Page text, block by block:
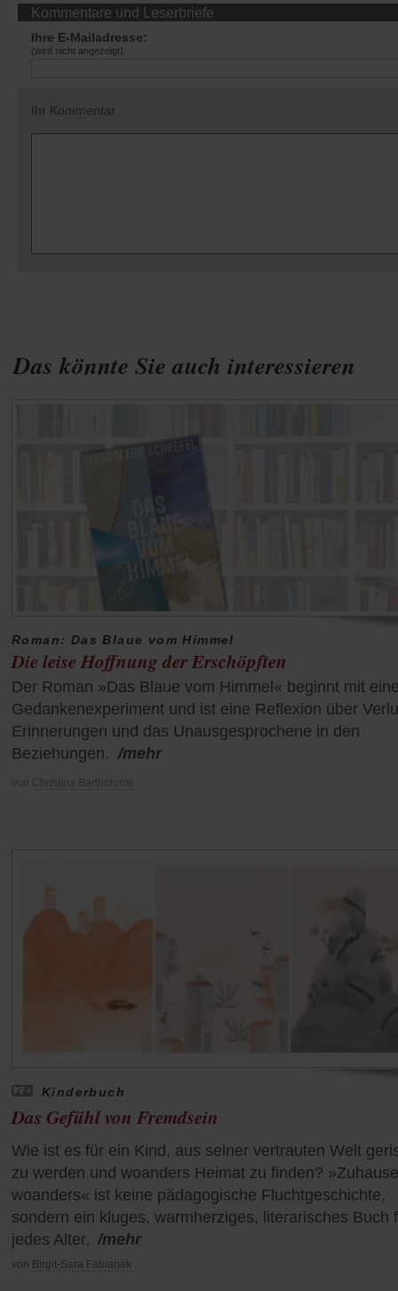
Das könnte Sie auch interessieren
Roman: Das Blaue vom Himmel
Die leise Hoffnung der Erschöpften
Der Roman »Das Blaue vom Himmel« beginnt mit
Gedankenexperiment und ist eine Reflexion über
Erinnerungen und das Unausgesprochene in den
Beziehungen. /mehr
von Christina Bartholomé
Kinderbuch
Das Gefühl von Fremdsein
Wie ist es für ein Kind, aus seiner vertrauten Welt
zu werden und woanders Heimat zu finden?
woanders« ist keine pädagogische Fluchtgeschichte,
sondern ein kluges, warmherziges, literarisches Buch
jedes Alter. /mehr
von Birgit-Sara Fabianek
Kommentare und Leserbriefe
Ihre E-Mailadresse:
(wird nicht angezeigt)
Ihr Kommentar